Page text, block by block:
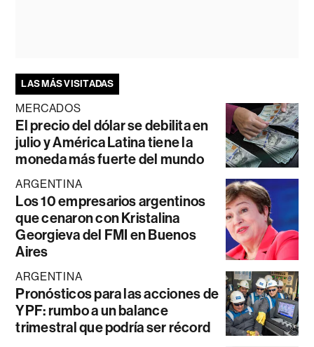
LAS MÁS VISITADAS
MERCADOS
El precio del dólar se debilita en
julio y América Latina tiene la
moneda más fuerte del mundo
ARGENTINA
Los 10 empresarios argentinos
que cenaron con Kristalina
Georgieva del FMI en Buenos
Aires
ARGENTINA
Pronósticos para las acciones de
YPF: rumbo a un balance
trimestral que podría ser récord